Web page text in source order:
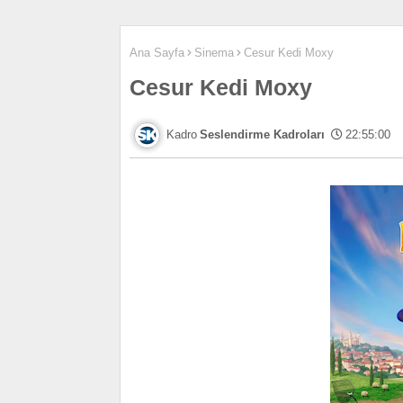
Ana Sayfa Sinema Cesur Kedi Moxy
Cesur Kedi Moxy
Seslendirme Kadroları 22:55:00